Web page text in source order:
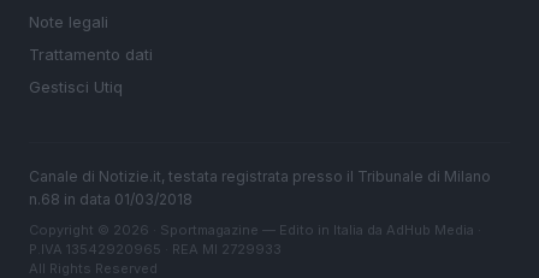
Note legali
Trattamento dati
Gestisci Utiq
Canale di Notizie.it, testata registrata presso il Tribunale di Milano
n.68 in data 01/03/2018
Copyright © 2026 · Sportmagazine — Edito in Italia da AdHub Media
P.IVA 13542920965 · REA MI 2729933
All Rights Reserved